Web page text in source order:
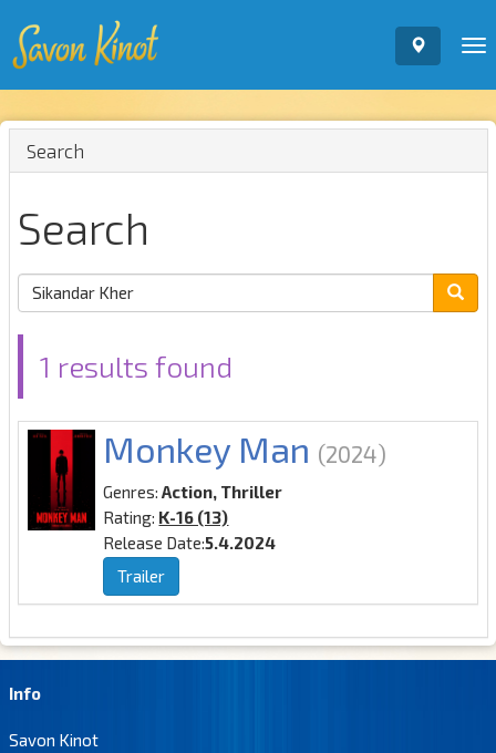
Search
Search
1 results found
Monkey Man (2024)
Genres:Action, Thriller
Rating: K-16 (13)
Release Date:5.4.2024
Trailer
Info
Savon Kinot